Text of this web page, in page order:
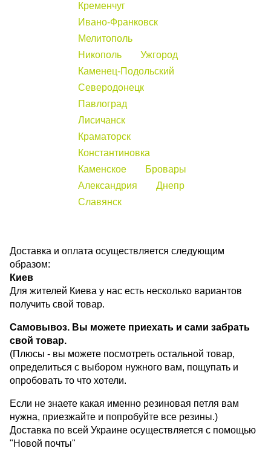
Кременчуг
Ивано-Франковск
Мелитополь
Никополь
Ужгород
Каменец-Подольский
Северодонецк
Павлоград
Лисичанск
Краматорск
Константиновка
Каменское
Бровары
Александрия
Днепр
Славянск
Доставка и оплата осуществляется следующим
образом:
Киев
Для жителей Киева у нас есть несколько вариантов
получить свой товар.
Самовывоз. Вы можете приехать и сами забрать
свой товар.
(Плюсы - вы можете посмотреть остальной товар,
определиться с выбором нужного вам, пощупать и
опробовать то что хотели.
Если не знаете какая именно резиновая петля вам
нужна, приезжайте и попробуйте все резины.)
Доставка по всей Украине осуществляется с помощью
"Новой почты"